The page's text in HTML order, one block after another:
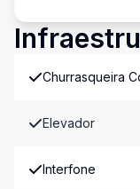
Churrasqueira
Elevador
Interfone